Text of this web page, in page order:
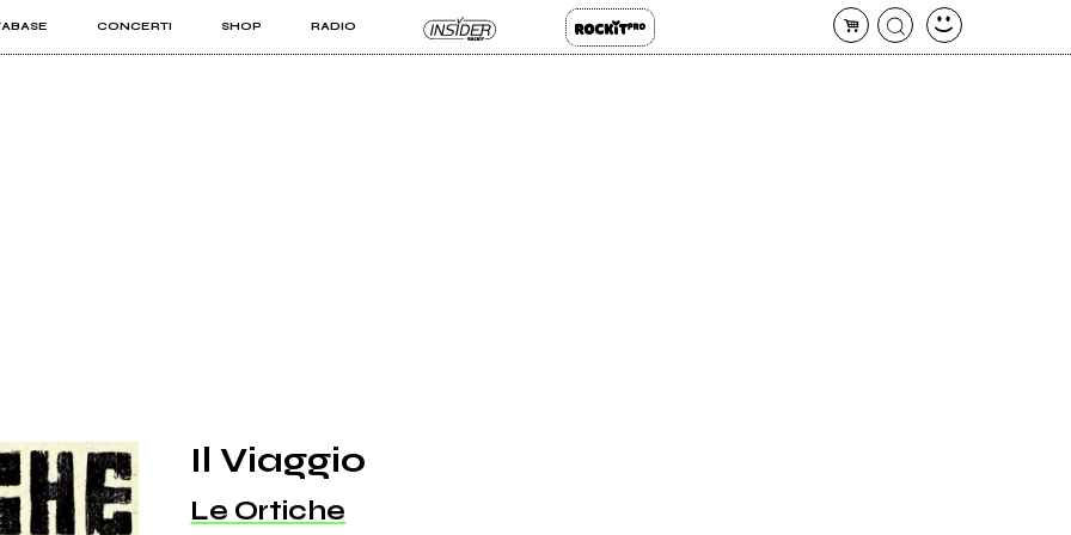
CONCERTI SHOP RADIO
PRO
Il Viaggio
Le Ortiche